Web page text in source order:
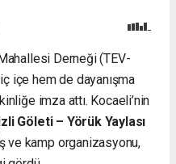
Derneği (TEV-
içe hem de dayanışma
imza attı. Kocaeli’nin
Göleti – Yörük Yaylası
ve kamp organizasyonu,